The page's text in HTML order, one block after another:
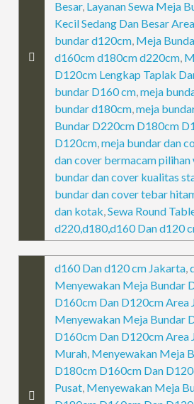
Besar, Layanan Sewa Meja
Kecil Sedang Dan Besar
bundar d120cm, Meja
d160cm d180cm d220cm,
D120cm Lengkap Taplak
bundar D160 cm,meja
bundar d180cm,meja
Bundar D220cm D180cm
D120cm,meja bundar dan
dan cover bermacam pilihan
bundar dan cover kualitas
bundar dan cover tebar
dan kotak,Sewa Round
d220,d180,d160 Dan d120
d160 Dan d120 cm Jakarta,
Menyewakan Meja Bundar
D160cm Dan D120cm Area
Menyewakan Meja Bundar
D160cm Dan D120cm Area
Murah, Menyewakan Meja
D180cm D160cm Dan
Pusat, Menyewakan Meja